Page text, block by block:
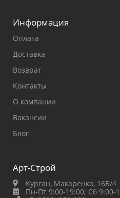
Информация
Оплата
Доставка
Возврат
Контакты
О компании
Вакансии
Блог
Арт-Строй
Курган, Макаренко, 16Б/4
Пн-Пт 9:00-19:00; Сб 9:00-